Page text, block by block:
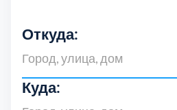
Откуда:
Куда:
Долгопрудный
Домодедовский